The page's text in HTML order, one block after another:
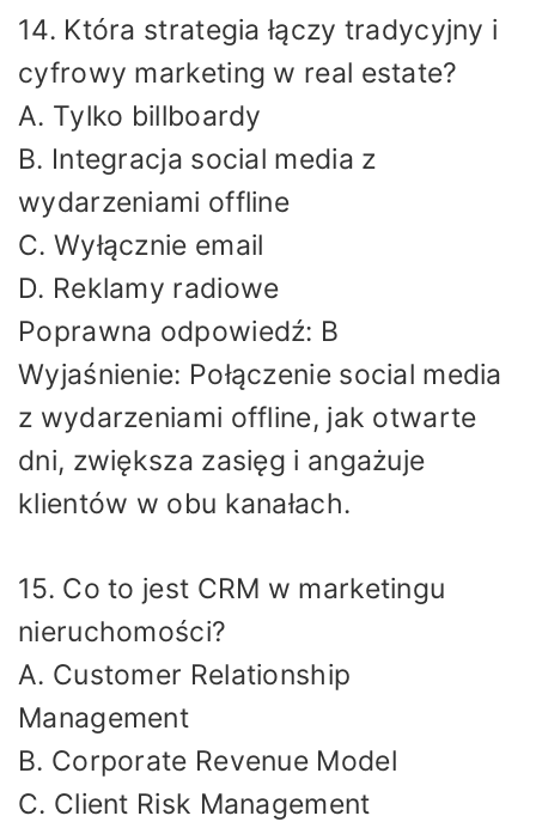
14. Która strategia łączy tradycyjny i
cyfrowy marketing w real estate?
A. Tylko billboardy
B. Integracja social media z
wydarzeniami offline
C. Wyłącznie email
D. Reklamy radiowe
Poprawna odpowiedź: B
Wyjaśnienie: Połączenie social media
z wydarzeniami offline, jak otwarte
dni, zwiększa zasięg i angażuje
klientów w obu kanałach.
15. Co to jest CRM w marketingu
nieruchomości?
A. Customer Relationship
Management
B. Corporate Revenue Model
C. Client Risk Management